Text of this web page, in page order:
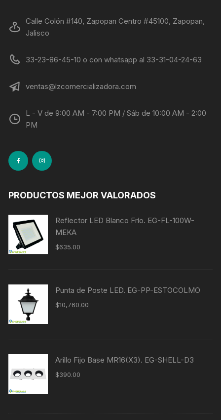
Calle Colón #140, Zapopan Centro #45100, Zapopan,
Jalisco
33-23-86-45-10 o con whatsapp al 33-31-04-24-63
ventas@lzcomercializadora.com
L - V de 9:00 AM - 7:00 PM / Sáb de 10:00 AM - 2:00
PM
PRODUCTOS MEJOR VALORADOS
Reflector LED Blanco Frío. EG-FL-100W-
MEKA
$635.00
Punta de Poste LED. EG-PP-ESTOCOLMO
$10,760.00
Arillo Fijo Base MR16(X3). EG-SHELL-D3
$390.00